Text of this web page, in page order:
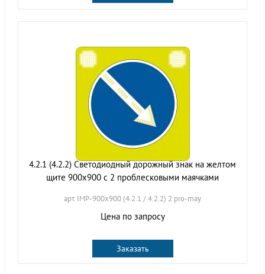
4.2.1 (4.2.2) Светодиодный дорожный знак на желтом
щите 900x900 с 2 проблесковыми маячками
арт. IMP-900x900 (4.2.1 / 4.2.2) 2 pro-may
Цена по запросу
Заказать